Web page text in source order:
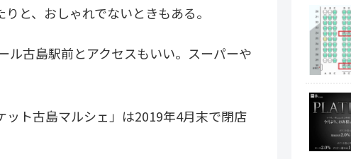
と、おしゃれでないときもある。
ル古島駅前とアクセスもいい。スーパーや
ット古島マルシェ」は2019年4月末で閉店